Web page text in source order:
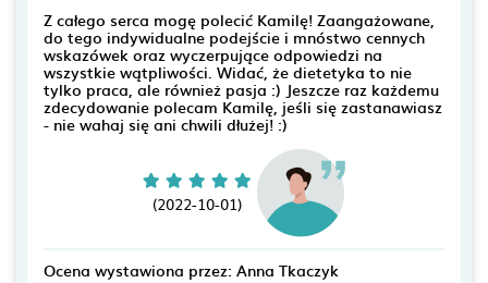
Z całego serca mogę polecić Kamilę! Zaangażowane,
do tego indywidualne podejście i mnóstwo cennych
wskazówek oraz wyczerpujące odpowiedzi na
wszystkie wątpliwości. Widać, że dietetyka to nie
tylko praca, ale również pasja :) Jeszcze raz każdemu
zdecydowanie polecam Kamilę, jeśli się zastanawiasz
- nie wahaj się ani chwili dłużej! :)
(2022-10-01)
Ocena wystawiona przez: Anna Tkaczyk